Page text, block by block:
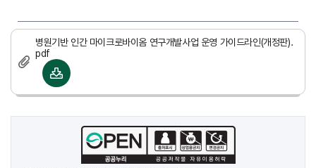
병원기반 인간 마이크로바이옴 연구개발사업 운영 가이드라인(개정판).
pdf